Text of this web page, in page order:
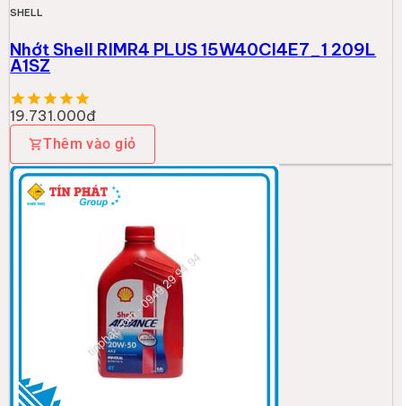
SHELL
Nhớt Shell RIMR4 PLUS 15W40CI4E7_1 209L
A1SZ
19.731.000đ
Thêm vào giỏ